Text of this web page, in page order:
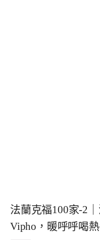
法蘭克福100家-2
Vipho，暖呼呼喝